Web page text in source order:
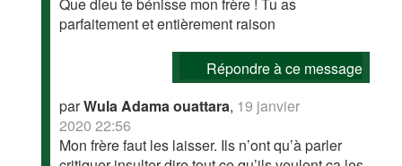
Que dieu te bénisse mon frère ! Tu as
parfaitement et entièrement raison
Répondre à ce message
parWula Adama ouattara, 19 janvier
2020 22:56
Mon frère faut les laisser. Ils n’ont qu’à parler